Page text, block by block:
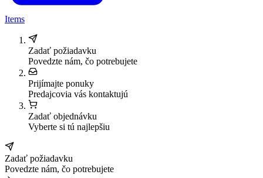
Items
Zadať požiadavku
Povedzte nám, čo potrebujete
Prijímajte ponuky
Predajcovia vás kontaktujú
Zadať objednávku
Vyberte si tú najlepšiu
Zadať požiadavku
Povedzte nám, čo potrebujete